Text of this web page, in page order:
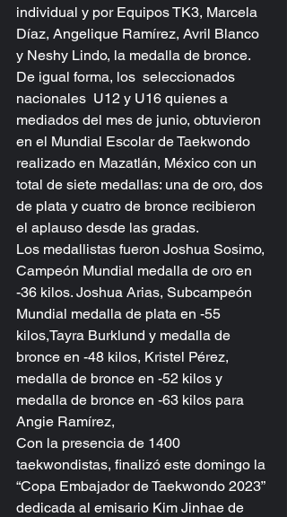
individual y por Equipos TK3, Marcela
Díaz, Angelique Ramírez, Avril Blanco
y Neshy Lindo, la medalla de bronce.
De igual forma, los  seleccionados
nacionales  U12 y U16 quienes a
mediados del mes de junio, obtuvieron
en el Mundial Escolar de Taekwondo
realizado en Mazatlán, México con un
total de siete medallas: una de oro, dos
de plata y cuatro de bronce recibieron
el aplauso desde las gradas.
Los medallistas fueron Joshua Sosimo,
Campeón Mundial medalla de oro en
-36 kilos. Joshua Arias, Subcampeón
Mundial medalla de plata en -55
kilos,Tayra Burklund y medalla de
bronce en -48 kilos, Kristel Pérez,
medalla de bronce en -52 kilos y
medalla de bronce en -63 kilos para
Angie Ramírez,
Con la presencia de 1400
taekwondistas, finalizó este domingo la
“Copa Embajador de Taekwondo 2023”
dedicada al emisario Kim Jinhae de